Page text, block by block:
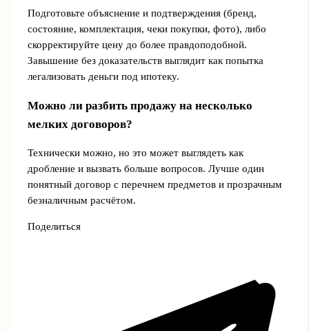
Подготовьте объяснение и подтверждения (бренд,
состояние, комплектация, чеки покупки, фото), либо
скорректируйте цену до более правдоподобной.
Завышение без доказательств выглядит как попытка
легализовать деньги под ипотеку.
Можно ли разбить продажу на несколько
мелких договоров?
Технически можно, но это может выглядеть как
дробление и вызвать больше вопросов. Лучше один
понятный договор с перечнем предметов и прозрачным
безналичным расчётом.
Поделиться